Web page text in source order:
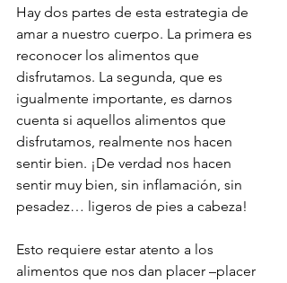
Hay dos partes de esta estrategia de
amar a nuestro cuerpo. La primera es
reconocer los alimentos que
disfrutamos. La segunda, que es
igualmente importante, es darnos
cuenta si aquellos alimentos que
disfrutamos, realmente nos hacen
sentir bien. ¡De verdad nos hacen
sentir muy bien, sin inflamación, sin
pesadez… ligeros de pies a cabeza!
Esto requiere estar atento a los
alimentos que nos dan placer –placer